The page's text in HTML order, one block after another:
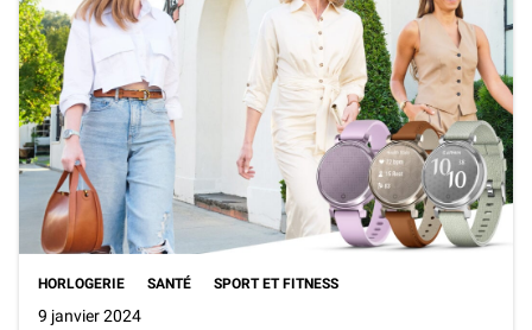
HORLOGERIE SANTÉ SPORT ET FITNESS
9 janvier 2024